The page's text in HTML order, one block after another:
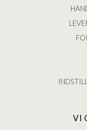
VI